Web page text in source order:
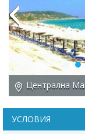
Централна
Previous
УСЛОВИЯ